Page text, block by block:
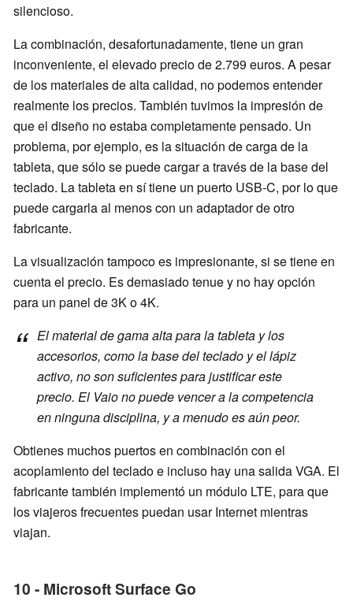
silencioso.
La combinación, desafortunadamente, tiene un gran
inconveniente, el elevado precio de 2.799 euros. A pesar
de los materiales de alta calidad, no podemos entender
realmente los precios. También tuvimos la impresión de
que el diseño no estaba completamente pensado. Un
problema, por ejemplo, es la situación de carga de la
tableta, que sólo se puede cargar a través de la base del
teclado. La tableta en sí tiene un puerto USB-C, por lo que
puede cargarla al menos con un adaptador de otro
fabricante.
La visualización tampoco es impresionante, si se tiene en
cuenta el precio. Es demasiado tenue y no hay opción
para un panel de 3K o 4K.
El material de gama alta para la tableta y los
accesorios, como la base del teclado y el lápiz
activo, no son suficientes para justificar este
precio. El Vaio no puede vencer a la competencia
en ninguna disciplina, y a menudo es aún peor.
Obtienes muchos puertos en combinación con el
acoplamiento del teclado e incluso hay una salida VGA. El
fabricante también implementó un módulo LTE, para que
los viajeros frecuentes puedan usar Internet mientras
viajan.
10 - Microsoft Surface Go